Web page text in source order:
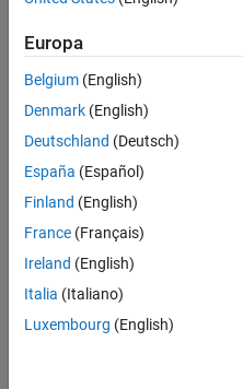
RFSoC RF Data Converter v2.3
Input Arguments
rfDataConverter
RF data converter,
to the RF data converter
the object functions and
Europa
Belgium (English)
Denmark (English)
Deutschland (Deutsch)
España (Español)
Finland (English)
France (Français)
Ireland (English)
Italia (Italiano)
Luxembourg (English)